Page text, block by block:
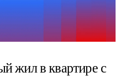
жил в квартире с